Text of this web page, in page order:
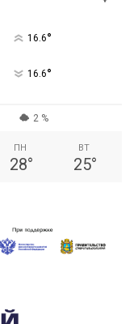
16.6°
16.6°
2 %
ПН
28°
ВТ
25°